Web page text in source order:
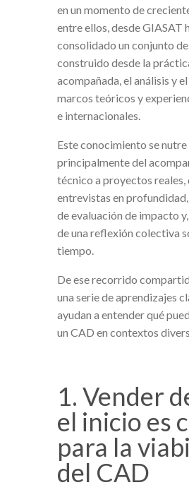
en un momento de
entre ellos, desde GIASAT
consolidado un conjunto
construido desde la
acompañada, el análisis y
marcos teóricos y
e internacionales.
Este conocimiento se nutre
principalmente del
técnico a proyectos reales,
entrevistas en
de evaluación de impacto
de una reflexión colectiva
tiempo.
De ese recorrido
una serie de aprendizajes
ayudan a entender qué
un CAD en contextos
1. Vender
el inicio es
para la
del CAD